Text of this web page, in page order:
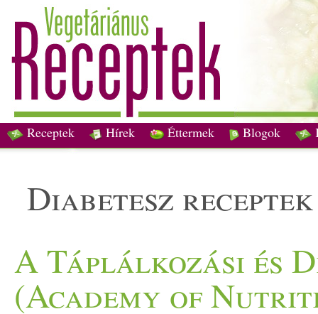
Receptek Hírek Éttermek Blogok
diabetesz receptek
A Táplálkozási és
(Academy of